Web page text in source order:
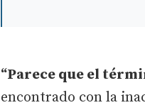
“Parece que el
encontrado con la